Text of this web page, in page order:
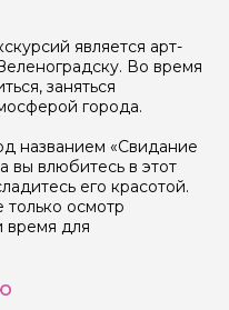
является арт-
Во время
заняться
города.
названием «Свидание
вы влюбитесь в этот
его красотой.
осмотр
время для